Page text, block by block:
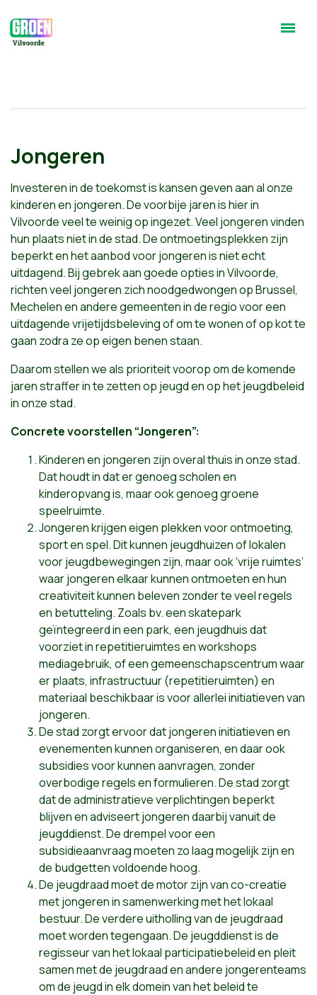
Jongeren
Investeren in de toekomst is kansen geven aan al onze
kinderen en jongeren. De voorbije jaren is hier in
Vilvoorde veel te weinig op ingezet. Veel jongeren vinden
hun plaats niet in de stad. De ontmoetingsplekken zijn
beperkt en het aanbod voor jongeren is niet echt
uitdagend. Bij gebrek aan goede opties in Vilvoorde,
richten veel jongeren zich noodgedwongen op Brussel,
Mechelen en andere gemeenten in de regio voor een
uitdagende vrijetijdsbeleving of om te wonen of op kot te
gaan zodra ze op eigen benen staan.
Daarom stellen we als prioriteit voorop om de komende
jaren straffer in te zetten op jeugd en op het jeugdbeleid
in onze stad.
Concrete voorstellen “Jongeren”:
Kinderen en jongeren zijn overal thuis in onze stad.
Dat houdt in dat er genoeg scholen en
kinderopvang is, maar ook genoeg groene
speelruimte.
Jongeren krijgen eigen plekken voor ontmoeting,
sport en spel. Dit kunnen jeugdhuizen of lokalen
voor jeugdbewegingen zijn, maar ook ‘vrije ruimtes’
waar jongeren elkaar kunnen ontmoeten en hun
creativiteit kunnen beleven zonder te veel regels
en betutteling. Zoals bv. een skatepark
geïntegreerd in een park, een jeugdhuis dat
voorziet in repetitieruimtes en workshops
mediagebruik, of een gemeenschapscentrum waar
er plaats, infrastructuur (repetitieruimten) en
materiaal beschikbaar is voor allerlei initiatieven van
jongeren.
De stad zorgt ervoor dat jongeren initiatieven en
evenementen kunnen organiseren, en daar ook
subsidies voor kunnen aanvragen, zonder
overbodige regels en formulieren. De stad zorgt
dat de administratieve verplichtingen beperkt
blijven en adviseert jongeren daarbij vanuit de
jeugddienst. De drempel voor een
subsidieaanvraag moeten zo laag mogelijk zijn en
de budgetten voldoende hoog.
De jeugdraad moet de motor zijn van co-creatie
met jongeren in samenwerking met het lokaal
bestuur. De verdere uitholling van de jeugdraad
moet worden tegengaan. De jeugddienst is de
regisseur van het lokaal participatiebeleid en pleit
samen met de jeugdraad en andere jongerenteams
om de jeugd in elk domein van het beleid te